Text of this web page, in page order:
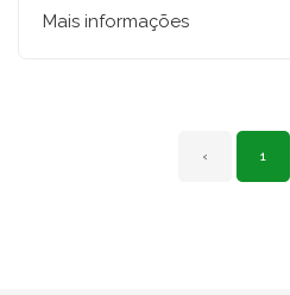
Mais informações
‹ 1